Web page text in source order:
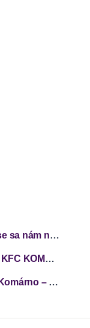
V prvom domácom ligovom zápase sa nám nepodarilo zabodovať
INFORMÁCIE PRE FANÚŠIKOV – KFC KOMÁRNO – FC SPARTAK TRNAVA
Predaj vstupeniek na zápas KFC Komárno – FC Spartak Trnava